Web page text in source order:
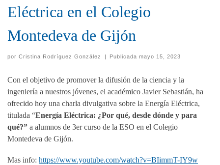
Eléctrica en el Colegio
Montedeva de Gijón
por Cristina Rodríguez González | Publicadamayo 15, 2023
Con el objetivo de promover la difusión de la ciencia y la
ingeniería a nuestros jóvenes, el académico Javier Sebastián, ha
ofrecido hoy una charla divulgativa sobre la Energía Eléctrica,
titulada “Energía Eléctrica: ¿Por qué, desde dónde y para
qué?” a alumnos de 3er curso de la ESO en el Colegio
Montedeva de Gijón.
Mas info: https://www.youtube.com/watch?v=BIimmT-IY9w